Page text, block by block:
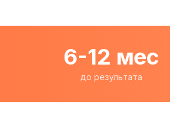
6-12 мес
до результата